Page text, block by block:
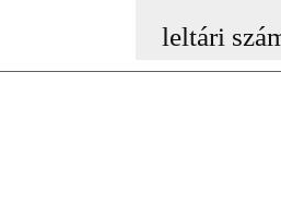
leltári